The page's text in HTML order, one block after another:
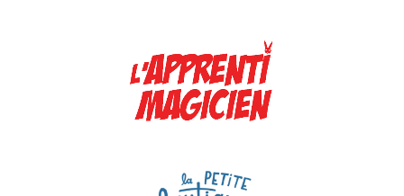
EN SAVOIR PLUS